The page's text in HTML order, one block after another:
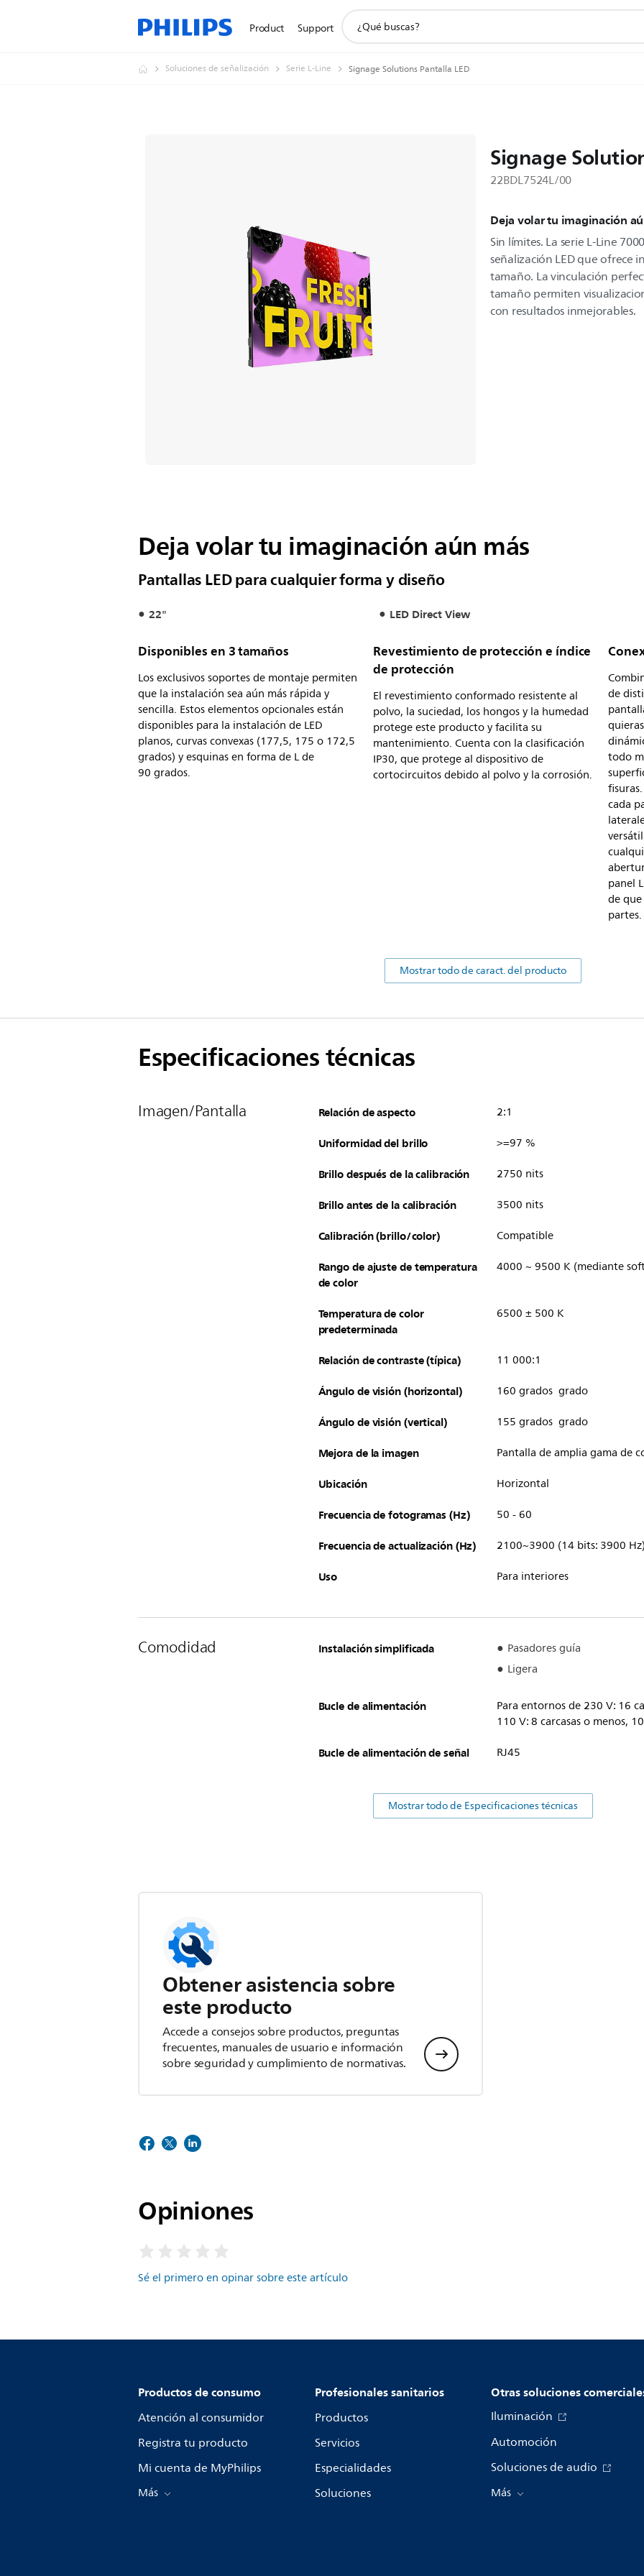
Product Support
de
búsqueda
Soluciones de señalización Serie L-Line Signage Solutions Pantalla LED
Signage
22BDL7524L/00
Deja volar tu imaginación
Sin límites. La serie L-Line
señalización LED que ofrece
tamaño. La vinculación
tamaño permiten
con resultados inmejorables.
Deja volar tu imaginación aún más
Pantallas LED para cualquier forma y diseño
22" LED Direct View
Disponibles en 3 tamaños
Los exclusivos soportes de montaje permiten
que la instalación sea aún más rápida y
sencilla. Estos elementos opcionales están
disponibles para la instalación de LED
planos, curvas convexas (177,5, 175 o 172,5
grados) y esquinas en forma de L de
90 grados.
Revestimiento de protección e índice
de protección
El revestimiento conformado resistente al
polvo, la suciedad, los hongos y la humedad
protege este producto y facilita su
mantenimiento. Cuenta con la clasificación
IP30, que protege al dispositivo de
cortocircuitos debido al polvo y la corrosión.
de
todo
cada
panel
de
partes.
Mostrar todo de caract. del producto
Especificaciones técnicas
Imagen/Pantalla Relación de aspecto 2:1
Uniformidad del brillo >=97 %
Brillo después de la calibración 2750 nits
Brillo antes de la calibración 3500 nits
Calibración (brillo/color) Compatible
Rango de ajuste de temperatura
de color
4000 ~ 9500 K (mediante
Temperatura de color
predeterminada
6500 ± 500 K
Relación de contraste (típica) 11 000:1
Ángulo de visión (horizontal) 160 grados grado
Ángulo de visión (vertical) 155 grados grado
Mejora de la imagen Pantalla de amplia gama de
Ubicación Horizontal
Frecuencia de fotogramas (Hz) 50 - 60
Frecuencia de actualización (Hz) 2100~3900 (14 bits: 3900 Hz)
Uso Para interiores
Comodidad Instalación simplificada
Pasadores guía
Ligera
Bucle de alimentación
Para entornos de 230 V: 16
110 V: 8 carcasas o menos,
Bucle de alimentación de señal RJ45
Mostrar todo de Especificaciones técnicas
Obtener asistencia sobre
este producto
Accede a consejos sobre productos, preguntas
frecuentes, manuales de usuario e información
sobre seguridad y cumplimiento de normativas.
Opiniones
Sé el primero en opinar sobre este artículo
Productos de consumo
Atención al consumidor
Registra tu producto
Mi cuenta de MyPhilips
Más
Profesionales sanitarios
Productos
Servicios
Especialidades
Soluciones
Otras soluciones
Iluminación
Automoción
Soluciones de audio
Más